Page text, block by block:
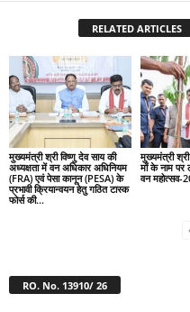
RELATED ARTICLES
मुख्यमंत्री श्री विष्णु देव साय की
अध्यक्षता में वन अधिकार अधिनियम
(FRA) एवं पेसा कानून (PESA) के
प्रभावी क्रियान्वयन हेतु गठित टास्क
फोर्स की...
मुख्यमंत्री
माँ के नाम पर
वन महोत्सव-
RO. No. 13910/ 26